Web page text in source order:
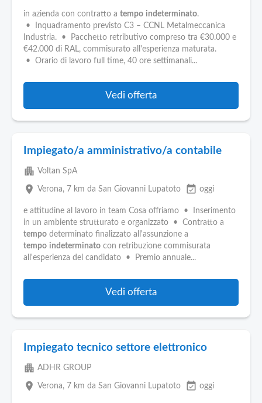
in azienda con contratto a tempo indeterminato.
• Inquadramento previsto C3 – CCNL Metalmeccanica
Industria. • Pacchetto retributivo compreso tra €30.000 e
€42.000 di RAL, commisurato all'esperienza maturata.
• Orario di lavoro full time, 40 ore settimanali...
Vedi offerta
Impiegato/a amministrativo/a contabile
apartment Voltan SpA
place Verona, 7 km da San Giovanni Lupatoto event_available oggi
e attitudine al lavoro in team Cosa offriamo • Inserimento
in un ambiente strutturato e organizzato • Contratto a
tempo determinato finalizzato all'assunzione a
tempo indeterminato con retribuzione commisurata
all'esperienza del candidato • Premio annuale...
Vedi offerta
Impiegato tecnico settore elettronico
apartment ADHR GROUP
place Verona, 7 km da San Giovanni Lupatoto event_available oggi